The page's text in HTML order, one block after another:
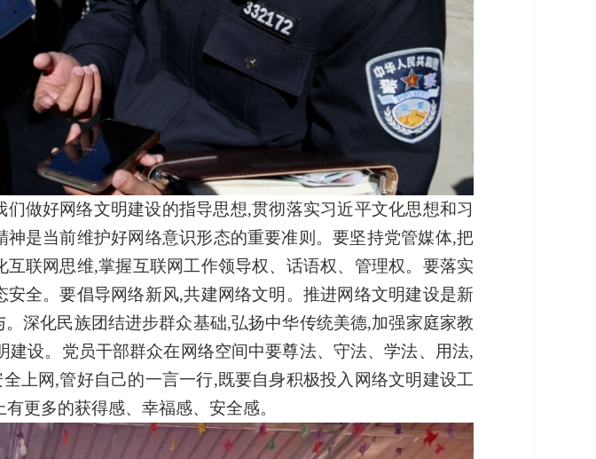
做好网络文明建设的指导思想,贯彻落实习近平文化思想和习
是当前维护好网络意识形态的重要准则。要坚持党管媒体,把
联网思维,掌握互联网工作领导权、话语权、管理权。要落实
全。要倡导网络新风,共建网络文明。推进网络文明建设是新
深化民族团结进步群众基础,弘扬中华传统美德,加强家庭家教
设。党员干部群众在网络空间中要尊法、守法、学法、用法,
上网,管好自己的一言一行,既要自身积极投入网络文明建设工
更多的获得感、幸福感、安全感。